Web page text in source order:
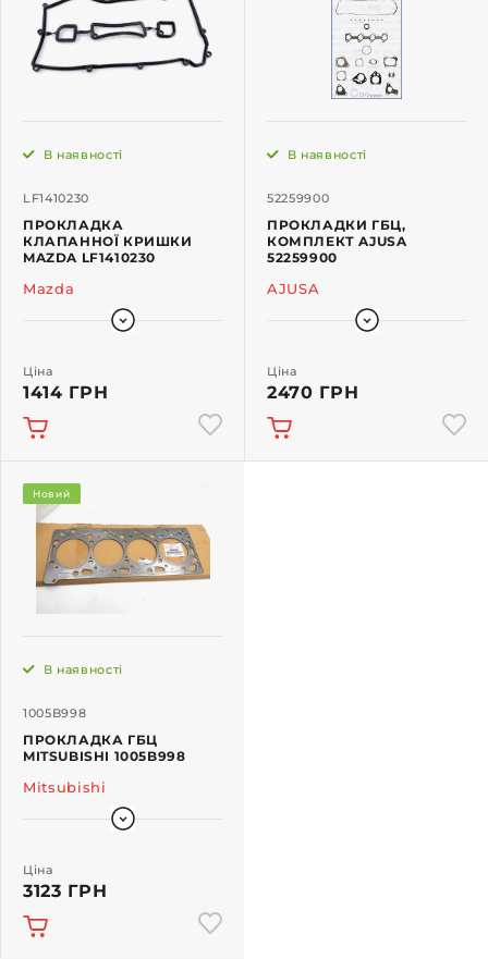
LF1410230
В наявності
ПРОКЛАДКА
КЛАПАННОЇ КРИШКИ
MAZDA LF1410230
Mazda
Ціна
1414 ГРН
52259900
В наявності
ПРОКЛАДКИ ГБЦ,
КОМПЛЕКТ AJUSA
52259900
AJUSA
Ціна
2470 ГРН
Новий
1005B998
В наявності
ПРОКЛАДКА ГБЦ
MITSUBISHI 1005B998
Mitsubishi
Ціна
3123 ГРН